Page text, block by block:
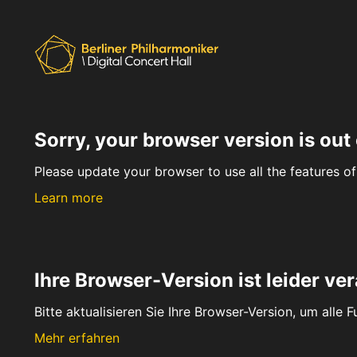
Sorry, your browser version is out
Please update your browser to use all the features
Learn more
Ihre Browser-Version ist leider
Bitte aktualisieren Sie Ihre Browser-Version, um alle
Mehr erfahren